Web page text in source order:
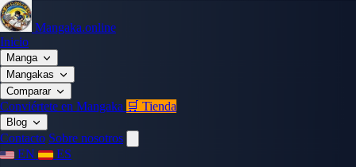
Mangaka.online
Inicio
Manga
Mangakas
Comparar
Conviértete en Mangaka 🛒 Tienda
Blog
Contacto Sobre nosotros
EN
ES